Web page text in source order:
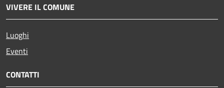
VIVERE IL COMUNE
Luoghi
Eventi
CONTATTI